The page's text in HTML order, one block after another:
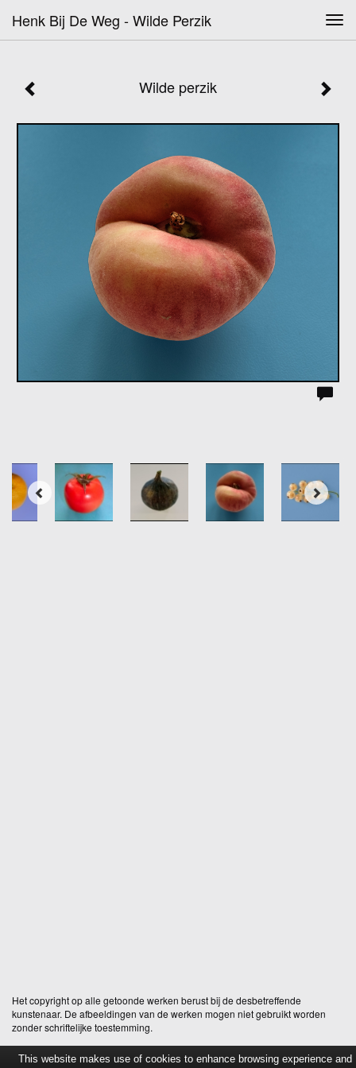
Henk Bij De Weg - Wilde Perzik
Wilde perzik
Het copyright op alle getoonde werken berust bij de desbetreffende
kunstenaar. De afbeeldingen van de werken mogen niet gebruikt worden
zonder schriftelijke toestemming.
This website makes use of cookies to enhance browsing experience and